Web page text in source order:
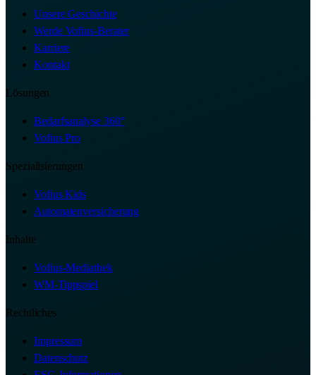
Unsere Geschichte
Werde Vofius-Berater
Karriere
Kontakt
Lösungen
Bedarfsanalyse 360°
Vofius Pro
Spezialisierungen
Vofius Kids
Automatenversicherung
Inhalte
Vofius-Mediathek
WM-Tippspiel
Rechtliches
Impressum
Datenschutz